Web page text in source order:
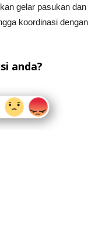
gelar pasukan dan
koordinasi dengan
anda?